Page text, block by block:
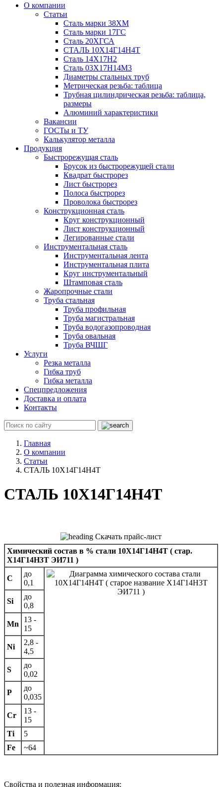
О компании
Статьи
Сталь марки 38ХМ
Сталь марки 17ГС
Сталь 20ХГСА
СТАЛЬ 10Х14Г14Н4Т
Сталь 14Х17Н2
Сталь 03Х17Н14М3
Диаметры стальных труб
Метрическая резьба: таблица
Трубная цилиндрическая резьба: таблица,
размеры
Алюминий характеристики
Вакансии
ГОСТы и ТУ
Калькулятор металла
Продукция
Быстрорежущая сталь
Брусок из быстрорежущей стали
Квадрат быстрорез
Лист быстрорез
Полоса быстрорез
Проволока быстрорез
Конструкционная сталь
Круг конструкционный
Лист конструкционный
Легированные стали
Инструментальная сталь
Инструментальная лента
Инструментальная плита
Круг инструментальный
Штамповая сталь
Жаропрочные стали
Труба стальная
Труба профильная
Труба магистральная
Труба водогазопроводная
Труба овальная
Труба ВЧШГ
Услуги
Резка металла
Гибка труб
Гибка металла
Спецпредложения
Доставка и оплата
Контакты
Главная
О компании
Статьи
СТАЛЬ 10Х14Г14Н4Т
СТАЛЬ 10Х14Г14Н4Т
Скачать прайс-лист
Химический состав в % стали 10Х14Г14Н4Т ( стар.
Х14Г14Н3Т ЭИ711 )
C
до
0,1
Si
до
0,8
Mn
13 -
15
Ni
2,8 -
4,5
S
до
0,02
P
до
0,035
Cr
13 -
15
Ti
5
Fe
~64
Свойства и полезная информация: